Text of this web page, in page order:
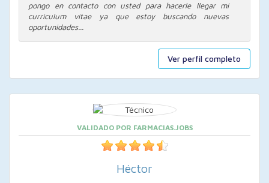
Ver perfil completo
pongo en contacto con usted para hacerle llegar mi
curriculum vitae ya que estoy buscando nuevas
oportunidades...
VALIDADO POR FARMACIAS.JOBS
Héctor